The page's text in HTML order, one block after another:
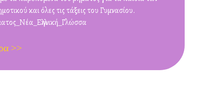
και όλες τις τάξεις του Γυμνασίου.
>>